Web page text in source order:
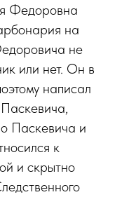
Федоровна
на
не
или нет. Он в
написал
Паскевича и
к
и скрытно